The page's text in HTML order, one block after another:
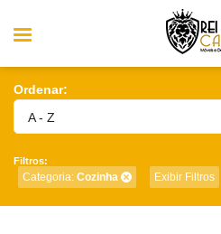
Ordenar:
A - Z
Filtros:
Categoria: Cozinha Exibir Filtros